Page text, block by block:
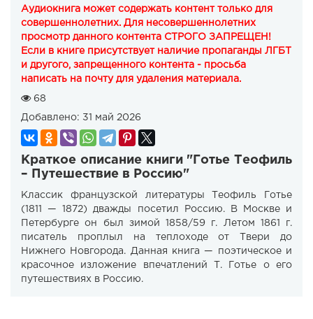
Аудиокнига может содержать контент только для
совершеннолетних. Для несовершеннолетних
просмотр данного контента СТРОГО ЗАПРЕЩЕН!
Если в книге присутствует наличие пропаганды ЛГБТ
и другого, запрещенного контента - просьба
написать на почту для удаления материала.
68
Добавлено: 31 май 2026
Краткое описание книги "Готье Теофиль
– Путешествие в Россию"
Классик французской литературы Теофиль Готье
(1811 — 1872) дважды посетил Россию. В Москве и
Петербурге он был зимой 1858/59 г. Летом 1861 г.
писатель проплыл на теплоходе от Твери до
Нижнего Новгорода. Данная книга — поэтическое и
красочное изложение впечатлений Т. Готье о его
путешествиях в Россию.